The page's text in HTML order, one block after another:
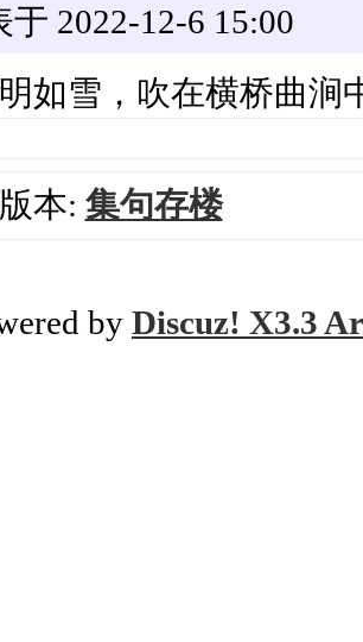
2022-12-6 15:00
如雪，吹在横桥曲涧
本: 集句存楼
by Discuz! X3.3